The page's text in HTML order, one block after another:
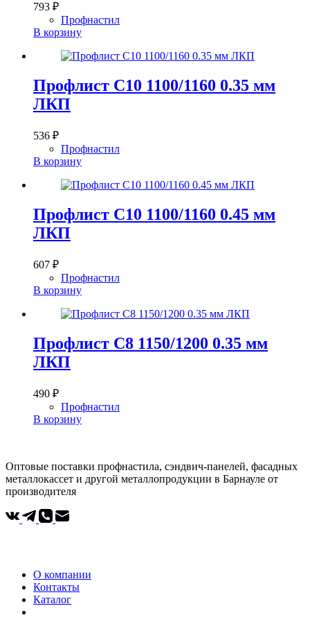
793 ₽
Профнастил
В корзину
Профлист С10 1100/1160 0.35 мм
ЛКП
536 ₽
Профнастил
В корзину
Профлист С10 1100/1160 0.45 мм
ЛКП
607 ₽
Профнастил
В корзину
Профлист С8 1150/1200 0.35 мм
ЛКП
490 ₽
Профнастил
В корзину
Оптовые поставки профнастила, сэндвич-панелей, фасадных
металлокассет и другой металлопродукции в Барнауле от
производителя
О компании
Контакты
Каталог